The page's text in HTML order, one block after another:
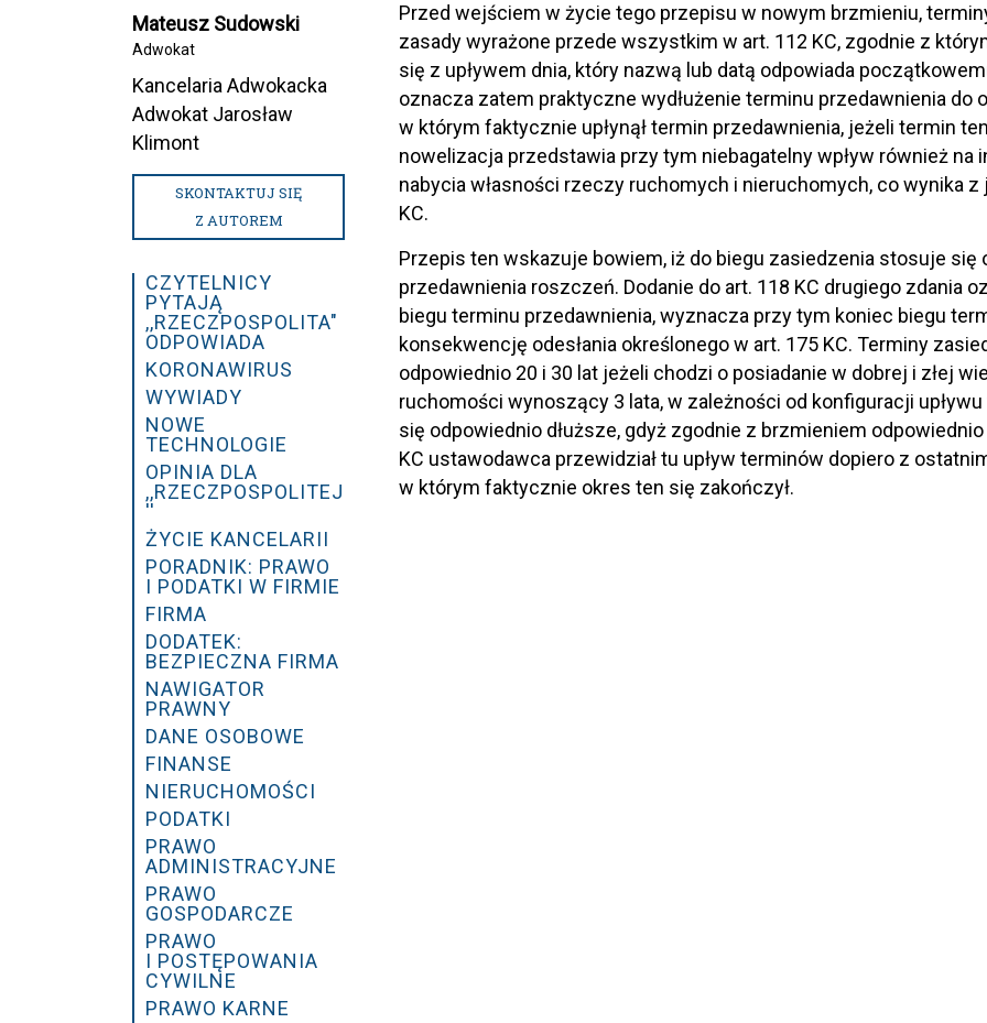
Przed wejściem w życie tego przepisu w nowym brzmieniu,
zasady wyrażone przede wszystkim w art. 112 KC, zgodnie z
się z upływem dnia, który nazwą lub datą odpowiada
oznacza zatem praktyczne wydłużenie terminu przedawnienia do
w którym faktycznie upłynął termin przedawnienia, jeżeli termin
nowelizacja przedstawia przy tym niebagatelny wpływ również
nabycia własności rzeczy ruchomych i nieruchomych, co wynika
KC.
Przepis ten wskazuje bowiem, iż do biegu zasiedzenia stosuje się
przedawnienia roszczeń. Dodanie do art. 118 KC drugiego zdania
biegu terminu przedawnienia, wyznacza przy tym koniec biegu
konsekwencję odesłania określonego w art. 175 KC. Terminy
odpowiednio 20 i 30 lat jeżeli chodzi o posiadanie w dobrej i złej
ruchomości wynoszący 3 lata, w zależności od konfiguracji
się odpowiednio dłuższe, gdyż zgodnie z brzmieniem
KC ustawodawca przewidział tu upływ terminów dopiero z
w którym faktycznie okres ten się zakończył.
Mateusz Sudowski
Adwokat
Kancelaria Adwokacka
Adwokat Jarosław
Klimont
SKONTAKTUJ SIĘ
Z AUTOREM
CZYTELNICY
PYTAJĄ
,,RZECZPOSPOLITA"
ODPOWIADA
KORONAWIRUS
WYWIADY
NOWE
TECHNOLOGIE
OPINIA DLA
,,RZECZPOSPOLITEJ
''
ŻYCIE KANCELARII
PORADNIK: PRAWO
I PODATKI W FIRMIE
FIRMA
DODATEK:
BEZPIECZNA FIRMA
NAWIGATOR
PRAWNY
DANE OSOBOWE
FINANSE
NIERUCHOMOŚCI
PODATKI
PRAWO
ADMINISTRACYJNE
PRAWO
GOSPODARCZE
PRAWO
I POSTĘPOWANIA
CYWILNE
PRAWO KARNE